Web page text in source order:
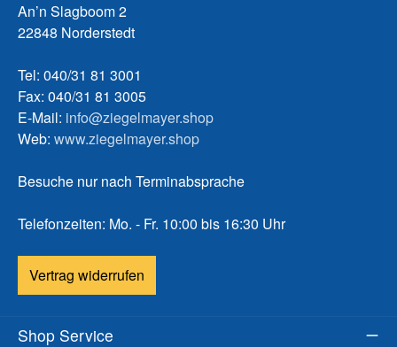
An’n Slagboom 2
22848 Norderstedt
Tel: 040/31 81 3001
Fax: 040/31 81 3005
E-Mail: info@ziegelmayer.shop
Web: www.ziegelmayer.shop
Besuche nur nach Terminabsprache
Telefonzeiten: Mo. - Fr. 10:00 bis 16:30 Uhr
Vertrag widerrufen
Shop Service